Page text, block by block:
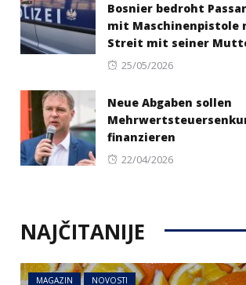
Bosnier bedroht
mit Maschinenpistole
Streit mit seiner
Posted
25/05/2026
Neue Abgaben sollen
finanzieren
Posted
22/04/2026
NAJČITANIJE
MAGAZIN NOVOSTI